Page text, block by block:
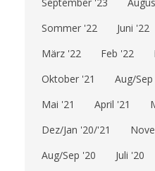
Sommer '22
Juni '22
März '22
Feb '22
Oktober '21
Aug/Sep
Mai '21
April '21
Dez/Jan '20/'21
Aug/Sep '20
Juli '20